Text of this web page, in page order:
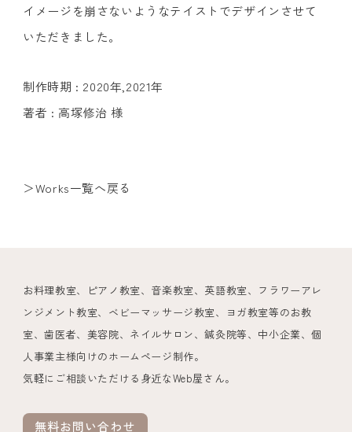
イメージを崩さないようなテイストでデザインさせて
いただきました。
制作時期 : 2020年,2021年
著者 : 高塚修治 様
＞Works一覧へ戻る
お料理教室、ピアノ教室、音楽教室、英語教室、フラワーアレ
ンジメント教室、ベビーマッサージ教室、ヨガ教室等のお教
室、歯医者、美容院、ネイルサロン、鍼灸院等、中小企業、個
人事業主様向けのホームページ制作。
気軽にご相談いただける身近なWeb屋さん。
無料お問い合わせ